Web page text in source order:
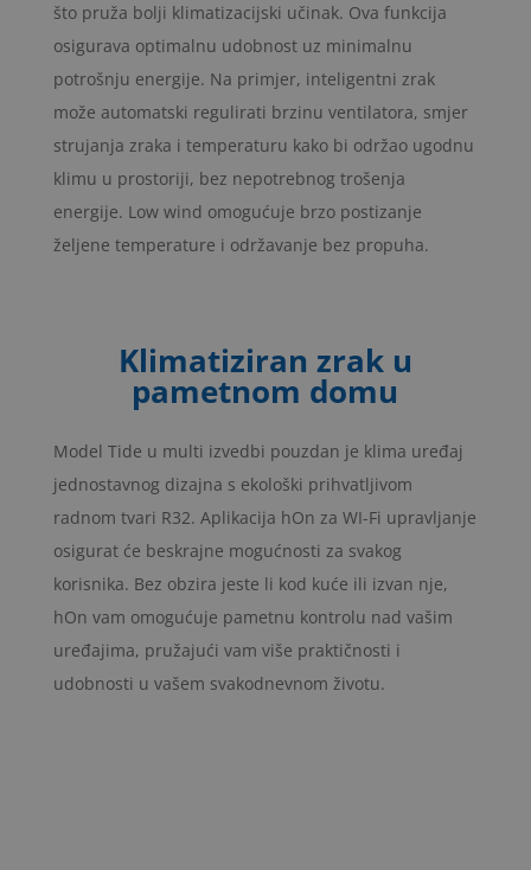
što pruža bolji klimatizacijski učinak. Ova funkcija
osigurava optimalnu udobnost uz minimalnu
potrošnju energije. Na primjer, inteligentni zrak
može automatski regulirati brzinu ventilatora, smjer
strujanja zraka i temperaturu kako bi održao ugodnu
klimu u prostoriji, bez nepotrebnog trošenja
energije. Low wind omogućuje brzo postizanje
željene temperature i održavanje bez propuha.
Klimatiziran zrak u
pametnom domu
Model Tide u multi izvedbi pouzdan je klima uređaj
jednostavnog dizajna s ekološki prihvatljivom
radnom tvari R32. Aplikacija hOn za WI-Fi upravljanje
osigurat će beskrajne mogućnosti za svakog
korisnika. Bez obzira jeste li kod kuće ili izvan nje,
hOn vam omogućuje pametnu kontrolu nad vašim
uređajima, pružajući vam više praktičnosti i
udobnosti u vašem svakodnevnom životu.